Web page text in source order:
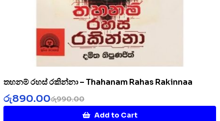
තහනම් රහස් රකින්නා – Thahanam Rahas Rakinnaa
රු990.00
රු890.00
Add to Cart